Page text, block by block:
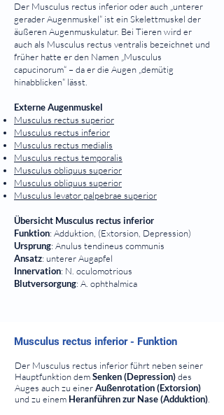
Der Musculus rectus inferior oder auch „unterer
gerader Augenmuskel“ ist ein Skelettmuskel der
äußeren Augenmuskulatur. Bei Tieren wird er
auch als Musculus rectus ventralis bezeichnet und
früher hatte er den Namen „Musculus
capucinorum“ – da er die Augen „demütig
hinabblicken“ lässt.
Externe Augenmuskel
Musculus rectus superior
Musculus rectus inferior
Musculus rectus medialis
Musculus rectus temporalis
Musculus obliquus superior
Musculus obliquus superior
Musculus levator palpebrae superior
Übersicht Musculus rectus inferior
Funktion: Adduktion, (Extorsion, Depression)
Ursprung: Anulus tendineus communis
Ansatz: unterer Augapfel
Innervation: N. oculomotrious
Blutversorgung: A. ophthalmica
Musculus rectus inferior - Funktion
Der Musculus rectus inferior führt neben seiner
Hauptfunktion demSenken (Depression)des
Auges auch zu einerAußenrotation (Extorsion)
und zu einem Heranführen zur Nase (Adduktion)